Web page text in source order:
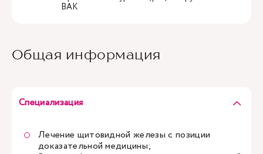
ВАК
Общая информация
Специализация
Лечение щитовидной железы с позиции
доказательной медицины;